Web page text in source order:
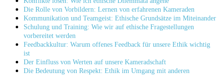
Die Rolle von Vorbildern: Lernen von erfahrenen Kameraden
Kommunikation und Teamgeist: Ethische Grundsätze⁢ im ⁢Miteinander
Schulung und⁤ Training: Wie wir auf ethische Fragestellungen
vorbereitet werden
Feedbackkultur:⁤ Warum offenes Feedback für unsere Ethik wichtig
ist
Der Einfluss von Werten auf unsere Kameradschaft
Die Bedeutung⁣ von Respekt: Ethik im Umgang mit anderen